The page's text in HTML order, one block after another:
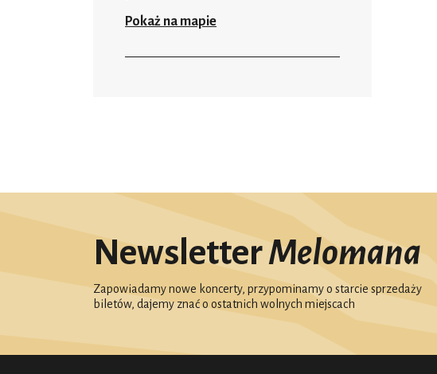
Pokaż na mapie
NewsletterMelomana
Zapowiadamy nowe koncerty, przypominamy o starcie sprzedaży
biletów, dajemy znać o ostatnich wolnych miejscach